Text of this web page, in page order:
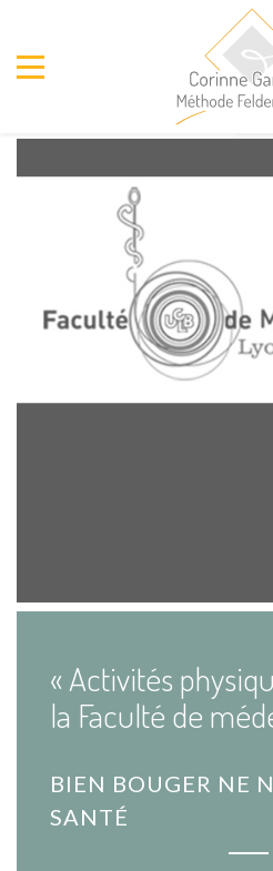
« Activités
la Faculté de
BIEN BOUGER NE
SANTÉ